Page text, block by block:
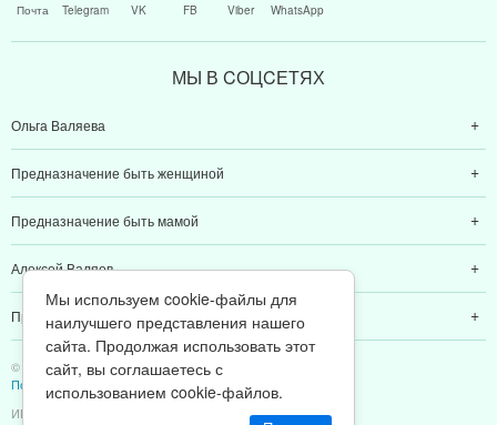
Почта Telegram VK FB Viber WhatsApp
МЫ В CОЦCЕТЯХ
Ольга Валяева
Предназначение быть женщиной
Предназначение быть мамой
Алексей Валяев
Предназначение быть папой
© 2011-2026 Предназначение быть Женщиной
Политика конфиденциальности
ИП Валяев А. В. | ИНН 380111808709
Мы используем cookie-файлы для
наилучшего представления нашего
сайта. Продолжая использовать этот
сайт, вы соглашаетесь с
использованием cookie-файлов.